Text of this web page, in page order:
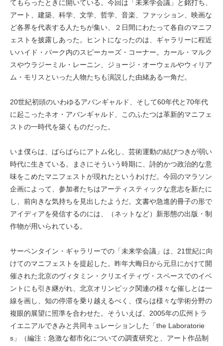
てもらったときに開いている。今回は「未来学会議」と銘打ち、
アート、建築、科学、文学、哲学、音楽、ファッション、映画な
ど各界を代表する人たちが集い、２日間にわたって各自のマニフ
ェストを披露しあった。ヒントになったのは、ギャラリーに程近
いハイド・パーク内のスピーカーズ・コーナー。カール・マルク
スやウラジーミル・レーニン、ジョージ・オーウェルやウィリア
ム・モリスといった人物たちも演説した由緒ある一角だ。
20世紀初頭のいわゆるアバンギャルド、そして60年代と70年代
に起こったネオ・アバンギャルド、このふたつは革新的マニフェ
ストの一時代を築くものだった。
いま僕らは、ばらばらにアトム化し、芸術運動の結びつきが弱い
時代に生きている。まさにそういう時期に、詩的かつ政治的な意
味をこめたマニフェストが現れたというわけだ。今回のマラソン
企画によって、参加者たちはアーティスティックな意志を新たに
し、前向きな気持ちを見出したようだ。文書や急進的冊子の形で
アイディアを発信するのには、（ネットなど）新形態の出版・制
作物が用いられている。
サーペンタイン・ギャラリーでの「未来学会議」は、21世紀に向
けてのマニフェストを提起した。昨年大晦日から元旦にかけて開
催された北京のヴィタミン・クリエイティヴ・スペースでのイベ
ントにも引き継がれ、北京オリンピック関連の様々な催しとは一
線を画し、知の停滞を乗り越えるべく、僕らは様々な学術分野の
複眼的展望に照準を合わせた。そういえば、2005年の広州トラ
イエニアルできみと共同キュレーションした「the Laboratorie
s」（編注：急激な都市化についての調査研究と、アート作品制